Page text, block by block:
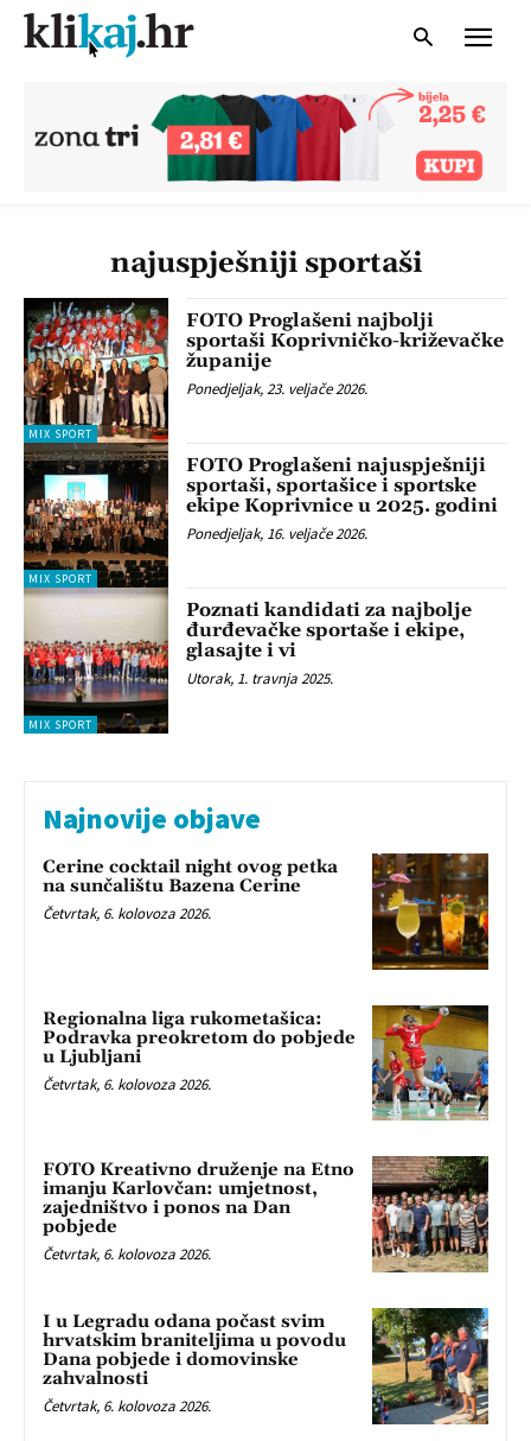
najuspješniji sportaši
MIX SPORT
FOTO Proglašeni najbolji
sportaši Koprivničko-križevačke
županije
Ponedjeljak, 23. veljače 2026.
MIX SPORT
FOTO Proglašeni najuspješniji
sportaši, sportašice i sportske
ekipe Koprivnice u 2025. godini
Ponedjeljak, 16. veljače 2026.
MIX SPORT
Poznati kandidati za najbolje
đurđevačke sportaše i ekipe,
glasajte i vi
Utorak, 1. travnja 2025.
Najnovije objave
Cerine cocktail night ovog petka
na sunčalištu Bazena Cerine
Četvrtak, 6. kolovoza 2026.
Regionalna liga rukometašica:
Podravka preokretom do pobjede
u Ljubljani
Četvrtak, 6. kolovoza 2026.
FOTO Kreativno druženje na Etno
imanju Karlovčan: umjetnost,
zajedništvo i ponos na Dan
pobjede
Četvrtak, 6. kolovoza 2026.
I u Legradu odana počast svim
hrvatskim braniteljima u povodu
Dana pobjede i domovinske
zahvalnosti
Četvrtak, 6. kolovoza 2026.